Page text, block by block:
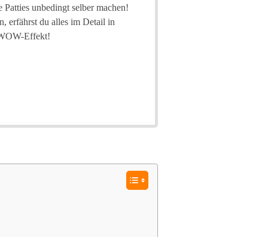
unbedingt selber machen!
erfährst du alles im Detail in
Effekt!